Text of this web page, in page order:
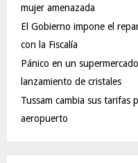
mujer amenazada
El Gobierno impone el
con la Fiscalía
Pánico en un
lanzamiento de cristales
Tussam cambia sus tarifas
aeropuerto